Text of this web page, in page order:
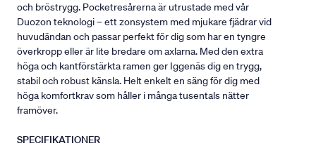
och bröstrygg. Pocketresårerna är utrustade med vår
Duozon teknologi – ett zonsystem med mjukare fjädrar vid
huvudändan och passar perfekt för dig som har en tyngre
överkropp eller är lite bredare om axlarna. Med den extra
höga och kantförstärkta ramen ger Iggenäs dig en trygg,
stabil och robust känsla. Helt enkelt en säng för dig med
höga komfortkrav som håller i många tusentals nätter
framöver.
SPECIFIKATIONER